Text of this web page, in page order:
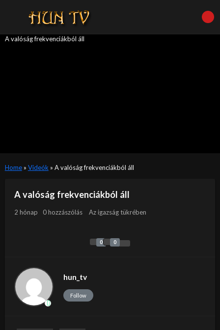
A valóság frekvenciákból áll
Home» Videók » A valóság frekvenciákból áll
A valóság frekvenciákból áll
2 hónap 0 hozzászólás Az igazság tükrében
0 0
hun_tv
Follow